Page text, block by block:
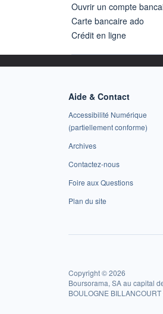
Ouvrir un compte
Carte bancaire ado
Crédit en ligne
Aide & Contact
Accessibilité Numérique
(partiellement conforme)
Archives
Contactez-nous
Foire aux Questions
Plan du site
Copyright © 2026
Boursorama, SA au capital
BOULOGNE